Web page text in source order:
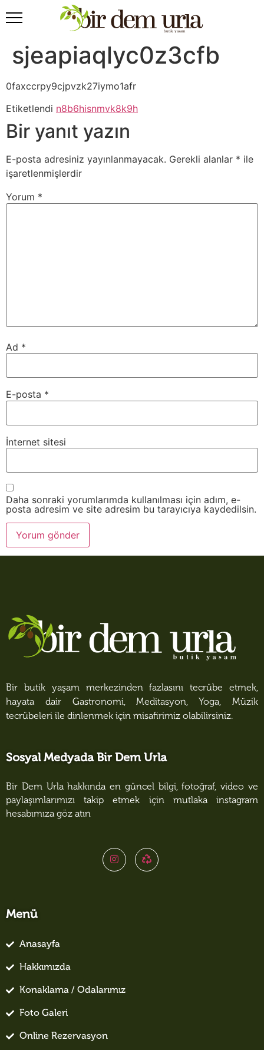
sjeapiaqlyc0z3cfb
0faxccrpy9cjpvzk27iymo1afr
Etiketlendi n8b6hisnmvk8k9h
Bir yanıt yazın
E-posta adresiniz yayınlanmayacak. Gerekli alanlar * ile
işaretlenmişlerdir
Yorum *
Ad *
E-posta *
İnternet sitesi
Daha sonraki yorumlarımda kullanılması için adım, e-
posta adresim ve site adresim bu tarayıcıya kaydedilsin.
Bir butik yaşam merkezinden fazlasını tecrübe etmek,
hayata dair Gastronomi, Meditasyon, Yoga, Müzik
tecrübeleri ile dinlenmek için misafirimiz olabilirsiniz.
Sosyal Medyada Bir Dem Urla
Bir Dem Urla hakkında en güncel bilgi, fotoğraf, video ve
paylaşımlarımızı takip etmek için mutlaka instagram
hesabımıza göz atın
Menü
Anasayfa
Hakkımızda
Konaklama / Odalarımız
Foto Galeri
Online Rezervasyon